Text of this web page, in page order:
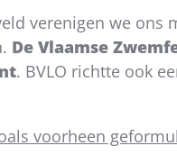
verenigen we ons
De Vlaamse
. BVLO richtte ook
voorheen